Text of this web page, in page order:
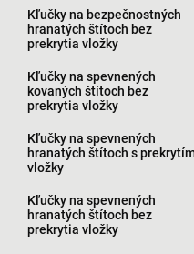
Kľučky na bezpečnostných
hranatých štítoch bez
prekrytia vložky
Kľučky na spevnených
kovaných štítoch bez
prekrytia vložky
Kľučky na spevnených
hranatých štítoch s
vložky
Kľučky na spevnených
hranatých štítoch bez
prekrytia vložky